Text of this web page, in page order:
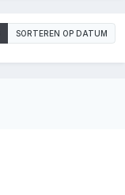
SORTEREN OP DATUM